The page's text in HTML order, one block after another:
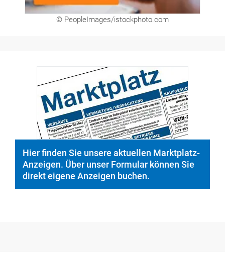
© PeopleImages/istockphoto.com
Hier finden Sie unsere aktuellen Marktplatz-
Anzeigen. Über unser Formular können Sie
direkt eigene Anzeigen buchen.